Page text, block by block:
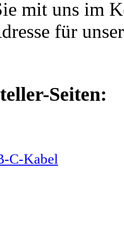
mit uns im
für
Seiten:
C-Kabel